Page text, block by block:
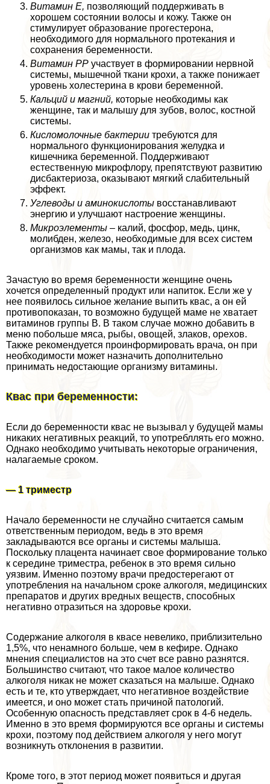
Витамин Е, позволяющий поддерживать в
хорошем состоянии волосы и кожу. Также он
стимулирует образование прогестерона,
необходимого для нормального протекания и
сохранения беременности.
Витамин РР участвует в формировании нервной
системы, мышечной ткани крохи, а также понижает
уровень холестерина в крови беременной.
Кальций и магний, которые необходимы как
женщине, так и малышу для зубов, волос, костной
системы.
Кисломолочные бактерии требуются для
нормального функционирования желудка и
кишечника беременной. Поддерживают
естественную микрофлору, препятствуют развитию
дисбактериоза, оказывают мягкий слабительный
эффект.
Углеводы и аминокислоты восстанавливают
энергию и улучшают настроение женщины.
Микроэлементы – калий, фосфор, медь, цинк,
молибден, железо, необходимые для всех систем
организмов как мамы, так и плода.
Зачастую во время беременности женщине очень
хочется определенный продукт или напиток. Если же у
нее появилось сильное желание выпить квас, а он ей
противопоказан, то возможно будущей маме не хватает
витаминов группы В. В таком случае можно добавить в
меню побольше мяса, рыбы, овощей, злаков, орехов.
Также рекомендуется проинформировать врача, он при
необходимости может назначить дополнительно
принимать недостающие организму витамины.
Квас при беременности:
Если до беременности квас не вызывал у будущей мамы
никаких негативных реакций, то употрeбллять его можно.
Однако необходимо учитывать некоторые ограничения,
налагаемые сроком.
— 1 триместр
Начало беременности не случайно считается самым
ответственным периодом, ведь в это время
закладываются все органы и системы малыша.
Поскольку плацента начинает свое формирование только
к середине триместра, ребенок в это время сильно
уязвим. Именно поэтому врачи предостерегают от
употрeбления на начальном сроке алкоголя, медицинских
препаратов и других вредных веществ, способных
негативно отразиться на здоровье крохи.
Содержание алкоголя в квасе невелико, приблизительно
1,5%, что ненамного больше, чем в кефире. Однако
мнения специалистов на это счет все равно разнятся.
Большинство считают, что такое малое количество
алкоголя никак не может сказаться на малыше. Однако
есть и те, кто утверждает, что негативное воздействие
имеется, и оно может стать причиной патологий.
Особенную опасность представляет срок в 4-6 недель.
Именно в это время формируются все органы и системы
крохи, поэтому под действием алкоголя у него могут
возникнуть отклонения в развитии.
Кроме того, в этот период может появиться и другая